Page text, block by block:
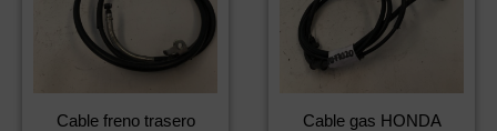
Cable freno trasero
Cable gas HONDA